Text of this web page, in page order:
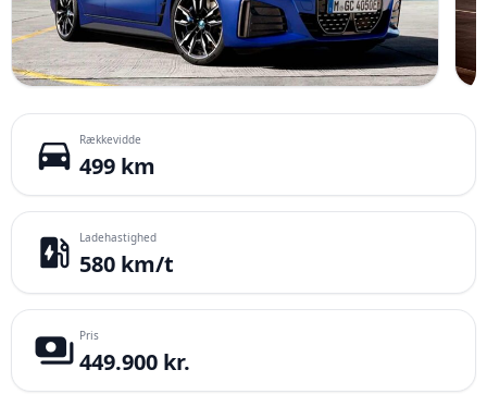
directions_car Rækkevidde
499 km
ev_station Ladehastighed
580 km/t
payments Pris
449.900 kr.